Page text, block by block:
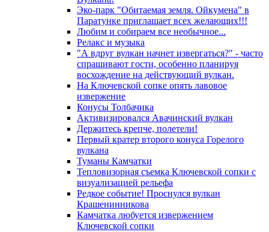
Эко-парк "Обитаемая земля. Ойкумена" в
Паратунке приглашает всех желающих!!!
Любим и собираем все необычное...
Релакс и музыка
"А вдруг вулкан начнет извергаться?" - часто
спрашивают гости, особенно планируя
восхождение на действующий вулкан.
На Ключевской сопке опять лавовое
извержение
Конусы Толбачика
Активизировался Авачинский вулкан
Держитесь крепче, полетели!
Первый кратер второго конуса Горелого
вулкана
Туманы Камчатки
Тепловизорная съемка Ключевской сопки с
визуализацией рельефа
Редкое событие! Проснулся вулкан
Крашенинникова
Камчатка любуется извержением
Ключевской сопки